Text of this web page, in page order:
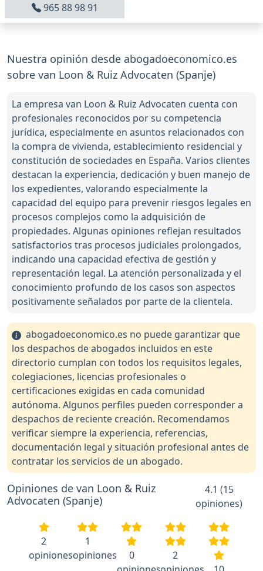
965 88 98 91
Nuestra opinión desde abogadoeconomico.es
sobre van Loon & Ruiz Advocaten (Spanje)
La empresa van Loon & Ruiz Advocaten cuenta con
profesionales reconocidos por su competencia
jurídica, especialmente en asuntos relacionados con
la compra de vivienda, establecimiento residencial y
constitución de sociedades en España. Varios clientes
destacan la experiencia, dedicación y buen manejo de
los expedientes, valorando especialmente la
capacidad del equipo para prevenir riesgos legales en
procesos complejos como la adquisición de
propiedades. Algunas opiniones reflejan resultados
satisfactorios tras procesos judiciales prolongados,
indicando una capacidad efectiva de gestión y
representación legal. La atención personalizada y el
conocimiento profundo de los casos son aspectos
positivamente señalados por parte de la clientela.
abogadoeconomico.es no puede garantizar que
los despachos de abogados incluidos en este
directorio cumplan con todos los requisitos legales,
colegiaciones, licencias profesionales o
certificaciones exigidas en cada comunidad
autónoma. Algunos perfiles pueden corresponder a
despachos de reciente creación. Recomendamos
verificar siempre la experiencia, referencias,
documentación legal y situación profesional antes de
contratar los servicios de un abogado.
Opiniones de van Loon & Ruiz
Advocaten (Spanje)
4.1 (15
opiniones)
2
opiniones
1
opiniones
0
2